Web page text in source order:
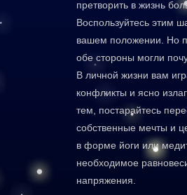
претворить в жизнь
Воспользуйтесь этим
вашем положении. Но
обе стороны могли
В личной жизни вам
конфликты и ясно
тем, постарайтесь
собственные мечты и
в форме йоги или
необходимое
напряжения.